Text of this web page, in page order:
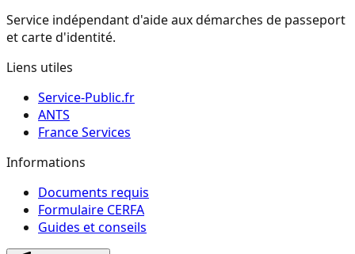
Service indépendant d'aide aux démarches de passeport
et carte d'identité.
Liens utiles
Service-Public.fr
ANTS
France Services
Informations
Documents requis
Formulaire CERFA
Guides et conseils